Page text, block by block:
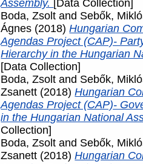
Assembly. [Data Collection]
Boda, Zsolt and Sebők,
Ágnes (2018)Hungarian
Agendas Project (CAP)-
Hierarchy in the Hungarian
[Data Collection]
Boda, Zsolt and Sebők,
Zsanett (2018)Hungarian
Agendas Project (CAP)-
in the Hungarian National
Collection]
Boda, Zsolt and Sebők,
Zsanett (2018)Hungarian